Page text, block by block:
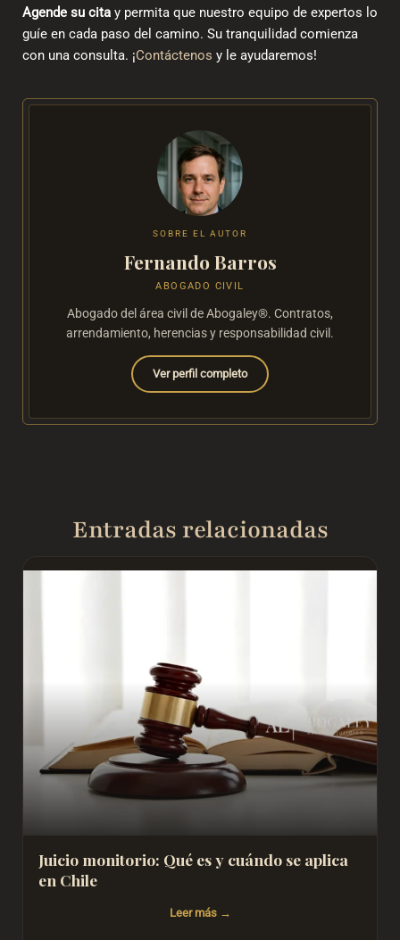
Agende su cita y permita que nuestro equipo de expertos lo
guíe en cada paso del camino. Su tranquilidad comienza
con una consulta. ¡Contáctenos y le ayudaremos!
SOBRE EL AUTOR
Fernando Barros
ABOGADO CIVIL
Abogado del área civil de Abogaley®. Contratos,
arrendamiento, herencias y responsabilidad civil.
Ver perfil completo
Entradas relacionadas
Juicio monitorio: Qué es y cuándo se aplica
en Chile
Leer más